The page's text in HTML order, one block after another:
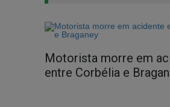
Motorista morre em
entre Corbélia e